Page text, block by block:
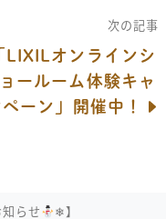
次の記事
LIXILオンラインシ
ョールーム体験キャ
ペーン」開催中！
らせ ❄︎】